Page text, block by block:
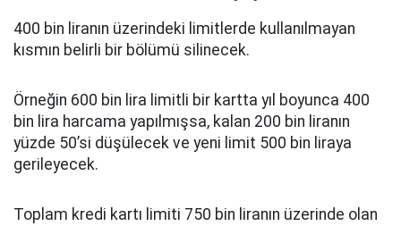
400 bin liranın üzerindeki limitlerde kullanılmayan
kısmın belirli bir bölümü silinecek.
Örneğin 600 bin lira limitli bir kartta yıl boyunca 400
bin lira harcama yapılmışsa, kalan 200 bin liranın
yüzde 50’si düşülecek ve yeni limit 500 bin liraya
gerileyecek.
Toplam kredi kartı limiti 750 bin liranın üzerinde olan